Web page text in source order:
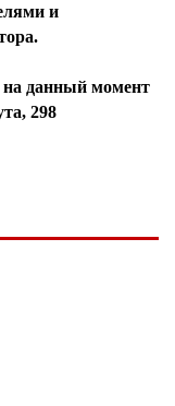
и
на данный момент
298